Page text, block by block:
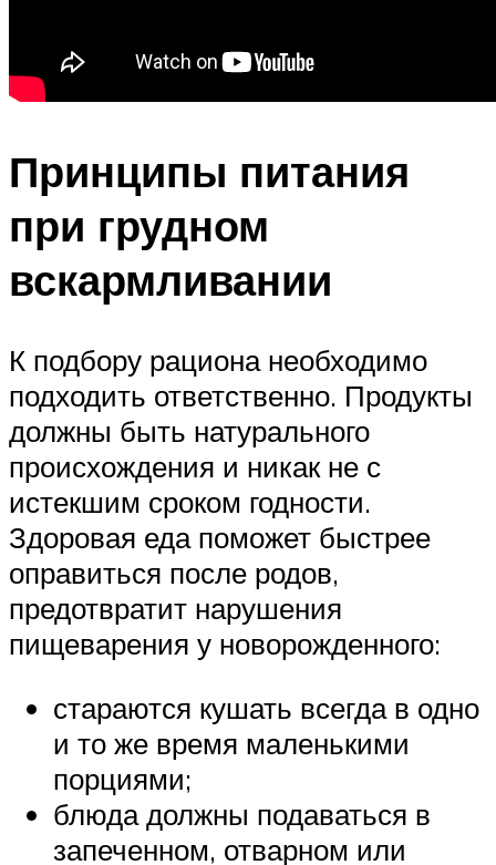
Принципы питания
при грудном
вскармливании
К подбору рациона необходимо
подходить ответственно. Продукты
должны быть натурального
происхождения и никак не с
истекшим сроком годности.
Здоровая еда поможет быстрее
оправиться после родов,
предотвратит нарушения
пищеварения у новорожденного:
стараются кушать всегда в одно
и то же время маленькими
порциями;
блюда должны подаваться в
запеченном, отварном или